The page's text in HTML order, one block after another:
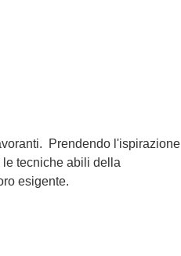
Prendendo l'ispirazione
tecniche abili della
esigente.